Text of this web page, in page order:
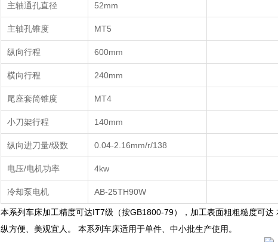
主轴通孔直径 52mm
主轴孔锥度 MT5
纵向行程 600mm
横向行程 240mm
尾座套筒锥度 MT4
小刀架行程 140mm
纵向进刀量/级数 0.04-2.16mm/r/138
电压/电机功率 4kw
冷却泵电机 AB-25TH90W
本系列车床加工精度可达IT7级（按GB1800-79），加工表面粗粗糙度可达
纵方便、美观宜人。
本系列车床适用于单件、中小批生产使用。